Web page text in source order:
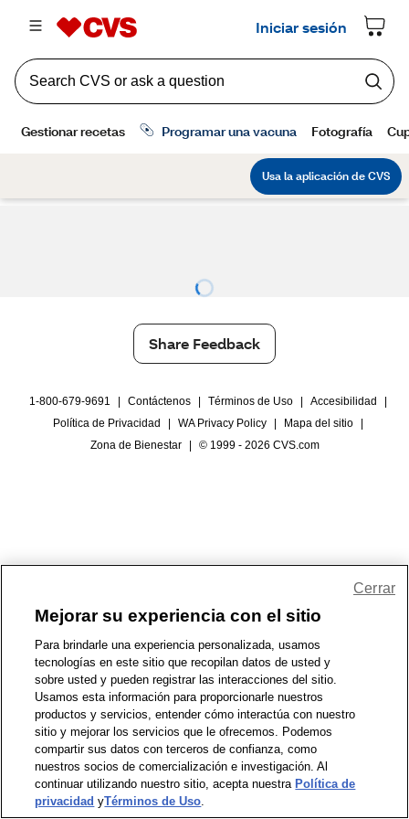
Share Feedback
1-800-679-9691 Contáctenos Términos de Uso Accesibilidad
Política de Privacidad
WA Privacy Policy Mapa del sitio
Zona de Bienestar
© 1999 - 2026 CVS.com
Mejorar su experiencia con el sitio
Para brindarle una experiencia personalizada, usamos
tecnologías en este sitio que recopilan datos de usted y
sobre usted y pueden registrar las interacciones del sitio.
Usamos esta información para proporcionarle nuestros
productos y servicios, entender cómo interactúa con nuestro
sitio y mejorar los servicios que le ofrecemos. Podemos
compartir sus datos con terceros de confianza, como
nuestros socios de comercialización e investigación. Al
continuar utilizando nuestro sitio, acepta nuestra Política de
privacidad yTérminos de Uso.
Cerrar